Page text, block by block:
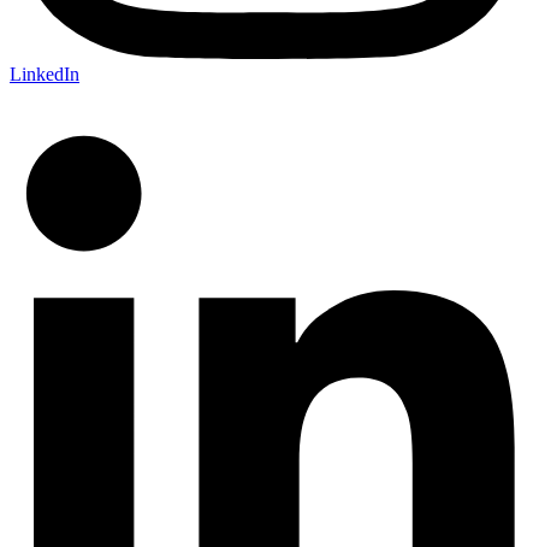
LinkedIn